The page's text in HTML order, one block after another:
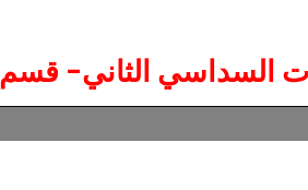
السداسي الثاني-